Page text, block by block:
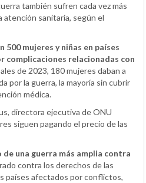
también sufren cada vez más
atención sanitaria, según el
500 mujeres y niñas en países
complicaciones relacionadas con
de 2023, 180 mujeres daban a
por la guerra, la mayoría sin cubrir
médica.
directora ejecutiva de ONU
siguen pagando el precio de las
una guerra más amplia contra
contra los derechos de las
países afectados por conflictos,